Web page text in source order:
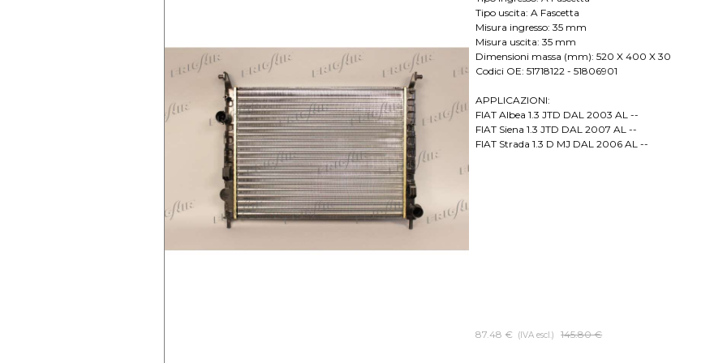
Tipo uscita: A Fascetta
Misura ingresso: 35 mm
Misura uscita: 35 mm
Dimensioni massa (mm): 520 X 400 X 30
Codici OE: 51718122 - 51806901
APPLICAZIONI:
FIAT Albea 1.3 JTD DAL 2003 AL --
FIAT Siena 1.3 JTD DAL 2007 AL --
FIAT Strada 1.3 D MJ DAL 2006 AL --
87.48 € (IVA escl.) Prezzo senza sconto
145.80 €